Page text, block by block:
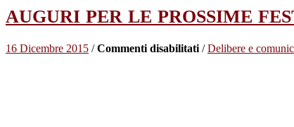
AUGURI PER LE PROSSIME
16 Dicembre 2015 /Commenti disabilitatisu
/Delibere e